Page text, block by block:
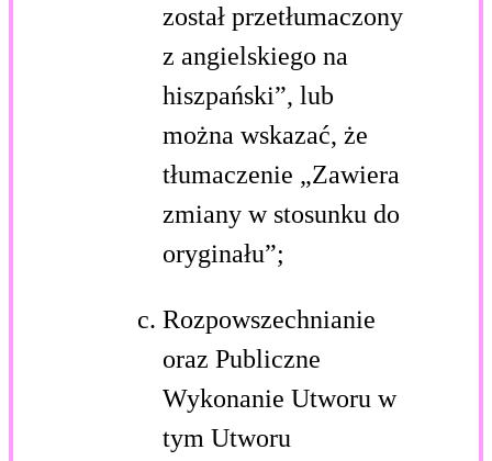
został przetłumaczony
z angielskiego na
hiszpański”, lub
można wskazać, że
tłumaczenie „Zawiera
zmiany w stosunku do
oryginału”;
Rozpowszechnianie
oraz Publiczne
Wykonanie Utworu w
tym Utworu